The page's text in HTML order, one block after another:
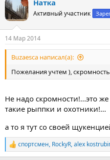
http://fotki.yandex.ru/users/
к
ц
и
Натка
Активный участник
14 Мар 2014
Buzaesca написал(а):
Пожелания учтем ),
Не надо скромности!...это
такие рыппки и охотники!...
а то я тут со своей
Р
е
спортсмен, RockyR,alex